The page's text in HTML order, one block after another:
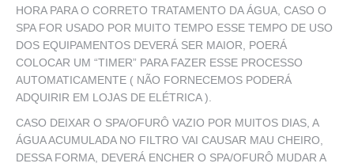
HORA PARA O CORRETO TRATAMENTO DA ÁGUA, CASO O
SPA FOR USADO POR MUITO TEMPO ESSE TEMPO DE USO
DOS EQUIPAMENTOS DEVERÁ SER MAIOR, POERÁ
COLOCAR UM “TIMER” PARA FAZER ESSE PROCESSO
AUTOMATICAMENTE ( NÃO FORNECEMOS PODERÁ
ADQUIRIR EM LOJAS DE ELÉTRICA ).
CASO DEIXAR O SPA/OFURÔ VAZIO POR MUITOS DIAS, A
ÁGUA ACUMULADA NO FILTRO VAI CAUSAR MAU CHEIRO,
DESSA FORMA, DEVERÁ ENCHER O SPA/OFURÔ MUDAR A